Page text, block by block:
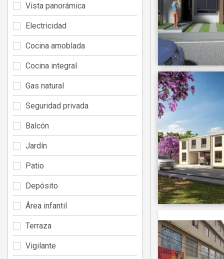
Vista panorámica
Electricidad
Cocina amoblada
Cocina integral
Gas natural
Seguridad privada
Balcón
Jardín
Patio
Depósito
Área infantil
Terraza
Vigilante